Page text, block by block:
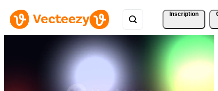
Inscription